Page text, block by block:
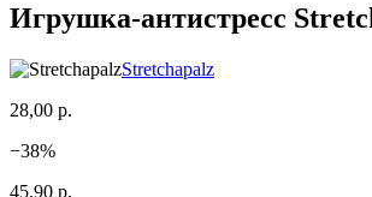
Игрушка-антистресс
Stretchapalz
28,00 р.
−38%
45,90 р.